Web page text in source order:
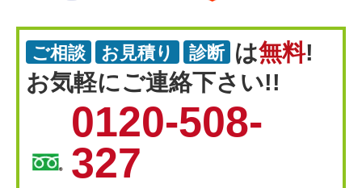
ご相談 お見積り 診断 は無料!
お気軽にご連絡下さい!!
0120-508-
327